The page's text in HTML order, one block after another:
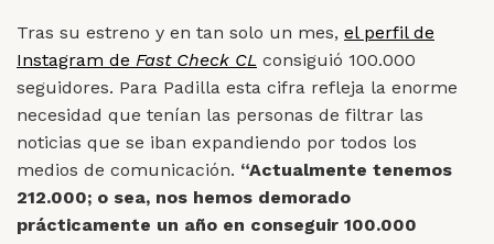
Tras su estreno y en tan solo un mes, el perfil de
Instagram de Fast Check CL consiguió 100.000
seguidores. Para Padilla esta cifra refleja la enorme
necesidad que tenían las personas de filtrar las
noticias que se iban expandiendo por todos los
medios de comunicación. “Actualmente tenemos
212.000; o sea, nos hemos demorado
prácticamente un año en conseguir 100.000